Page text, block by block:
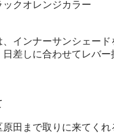
ックオレンジカラー
、インナーサンシェー
日差しに合わせてレバ
田まで取りに来てくれ